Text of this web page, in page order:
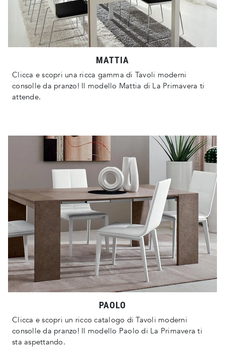
MATTIA
Clicca e scopri una ricca gamma di Tavoli moderni
consolle da pranzo! Il modello Mattia di La Primavera ti
attende.
PAOLO
Clicca e scopri un ricco catalogo di Tavoli moderni
consolle da pranzo! Il modello Paolo di La Primavera ti
sta aspettando.